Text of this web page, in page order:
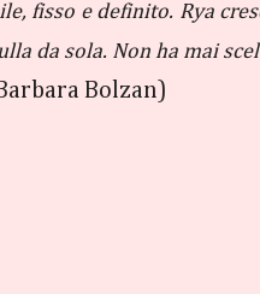
fisso e definito. Rya
da sola. Non ha mai
Bolzan)